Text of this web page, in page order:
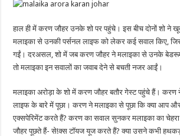
हाल ही में करण जौहर उनके शो पर पहुंचे। इस बीच दोनों शो ने
मलाइका से उनकी पर्सनल लाइफ को लेकर कई सवाल किए,
गईं। दरअसल, शो में जब करण जौहर ने मलाइका से उनके
तो मलाइका इन सवालों का जवाब देने से बचती नजर आईं।
मलाइका अरोड़ा के शो में करण जौहर बतौर गेस्ट पहुंचे हैं।
लाइफ के बारे में पूछा। करण ने मलाइका से पूछा कि क्या आप
एक्सपेरिमेंट करते हैं? करण का सवाल सुनकर मलाइका का
जौहर पूछते हैं- से!क्स टॉयज यूज करते हैं? क्या उसने कभी